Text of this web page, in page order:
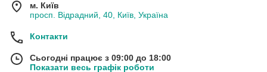
м. Київ
просп. Відрадний, 40, Київ, Україна
Контакти
Сьогодні працює з 09:00 до 18:00
Показати весь графік роботи